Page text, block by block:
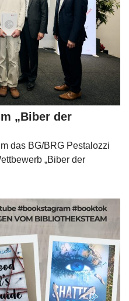
„Biber der
das BG/BRG Pestalozzi
„Biber der